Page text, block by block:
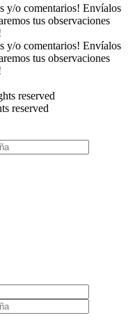
y/o comentarios! Envíalos
tus observaciones
y/o comentarios! Envíalos
tus observaciones
reserved
reserved